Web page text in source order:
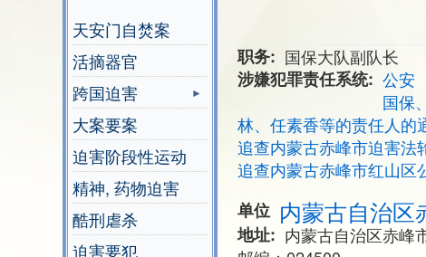
天安门自焚案
活摘器官
跨国迫害
大案要案
迫害阶段性运动
精神, 药物迫害
酷刑虐杀
迫害要犯
职务
国保大队副队长
涉嫌犯罪责任系统
公安
国保
林、任素香等的责任人的
追查内蒙古赤峰市迫害法
追查内蒙古赤峰市红山区
单位 内蒙古自治区
地址
内蒙古自治区赤峰